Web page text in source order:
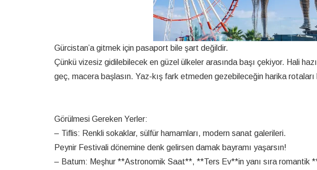
Gürcistan’a gitmek için pasaport bile şart değildir.
Çünkü vizesiz gidilebilecek en güzel ülkeler arasında başı çekiyor. Hali
geç, macera başlasın. Yaz-kış fark etmeden gezebileceğin harika rotaları
Görülmesi Gereken Yerler:
– Tiflis: Renkli sokaklar, sülfür hamamları, modern sanat galerileri.
Peynir Festivali dönemine denk gelirsen damak bayramı yaşarsın!
– Batum: Meşhur **Astronomik Saat**, **Ters Ev**in yanı sıra romantik